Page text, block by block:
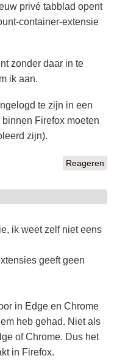
privé tabblad opent
container-extensie
zonder daar in te
ik aan.
te zijn in een
Firefox moeten
zijn).
Reageren
ik weet zelf niet eens
geeft geen
in Edge en Chrome
heb gehad. Niet als
of Chrome. Dus het
in Firefox.